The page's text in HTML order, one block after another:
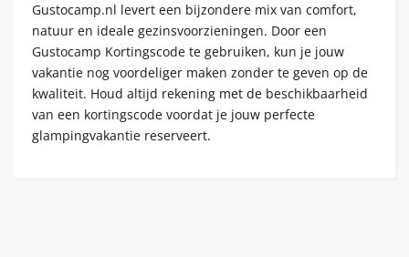
Gustocamp.nl levert een bijzondere mix van comfort,
natuur en ideale gezinsvoorzieningen. Door een
Gustocamp Kortingscode te gebruiken, kun je jouw
vakantie nog voordeliger maken zonder te geven op de
kwaliteit. Houd altijd rekening met de beschikbaarheid
van een kortingscode voordat je jouw perfecte
glampingvakantie reserveert.